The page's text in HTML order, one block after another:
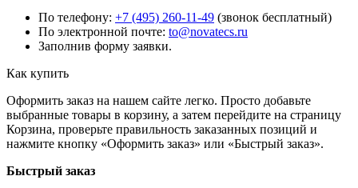
По телефону: +7 (495) 260-11-49 (звонок бесплатный)
По электронной почте: to@novatecs.ru
Заполнив форму заявки.
Как купить
Оформить заказ на нашем сайте легко. Просто добавьте
выбранные товары в корзину, а затем перейдите на страницу
Корзина, проверьте правильность заказанных позиций и
нажмите кнопку «Оформить заказ» или «Быстрый заказ».
Быстрый заказ